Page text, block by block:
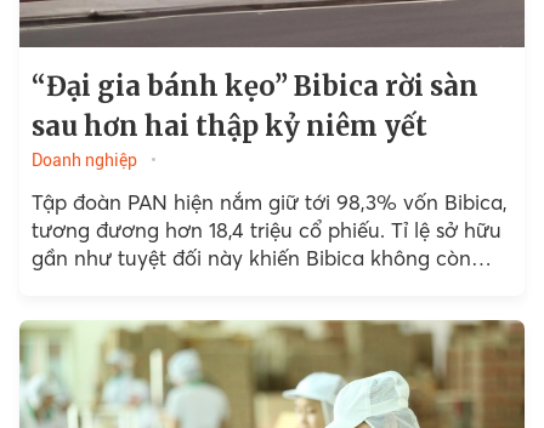
“Đại gia bánh kẹo” Bibica rời sàn
sau hơn hai thập kỷ niêm yết
Doanh nghiệp
Tập đoàn PAN hiện nắm giữ tới 98,3% vốn Bibica,
tương đương hơn 18,4 triệu cổ phiếu. Tỉ lệ sở hữu
gần như tuyệt đối này khiến Bibica không còn